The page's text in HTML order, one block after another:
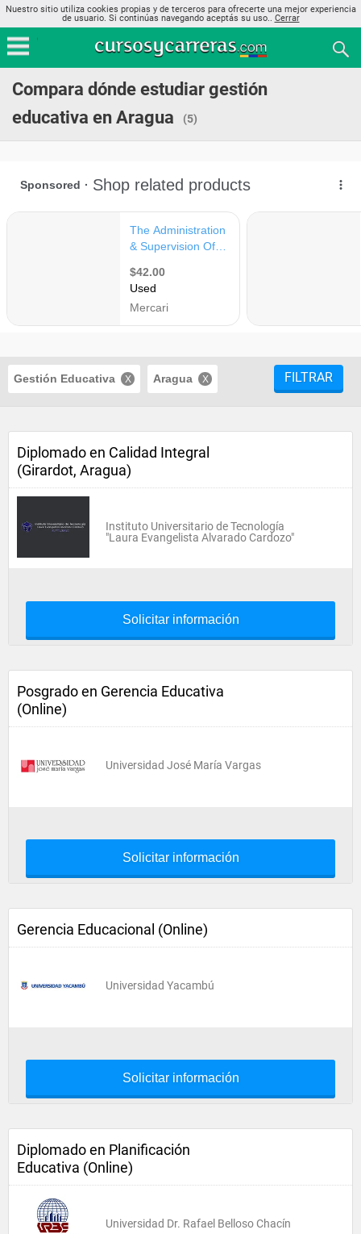
Nuestro sitio utiliza cookies propias y de terceros para ofrecerte una mejor experiencia
de usuario. Si continúas navegando aceptás su uso.. Cerrar
Compara dónde estudiar gestión
educativa en Aragua
(5)
Gestión Educativa Aragua FILTRAR
Diplomado en Calidad Integral
(Girardot, Aragua)
Instituto Universitario de Tecnología
"Laura Evangelista Alvarado Cardozo"
Solicitar información
Posgrado en Gerencia Educativa
(Online)
Universidad José María Vargas
Solicitar información
Gerencia Educacional (Online)
Universidad Yacambú
Solicitar información
Diplomado en Planificación
Educativa (Online)
Universidad Dr. Rafael Belloso Chacín